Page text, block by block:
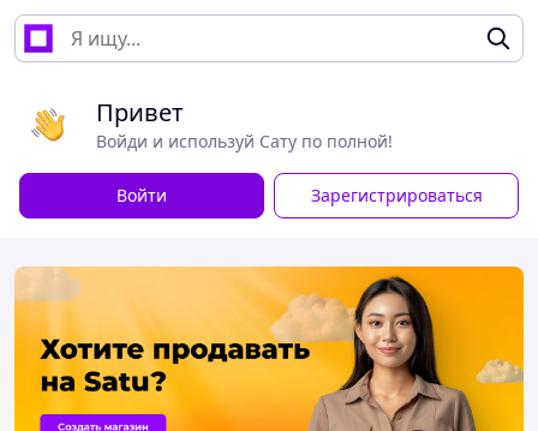
Привет
Войди и используй Сату по полной!
Войти Зарегистрироваться